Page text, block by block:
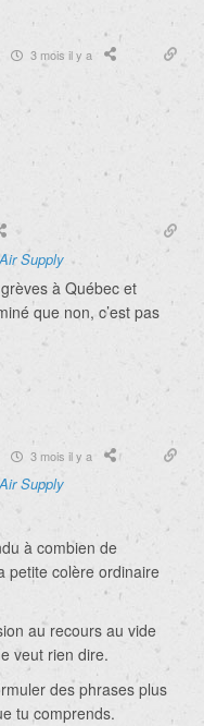
3 mois il y a
Supply
à Québec et
que non, c’est pas
3 mois il y a
Supply
à combien de
petite colère ordinaire
au recours au vide
veut rien dire.
des phrases plus
tu comprends.